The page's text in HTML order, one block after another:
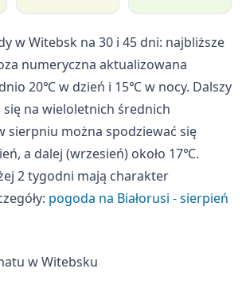
w Witebsk na 30 i 45 dni: najbliższe
numeryczna aktualizowana
20℃ w dzień i 15℃ w nocy. Dalszy
na wieloletnich średnich
sierpniu można spodziewać się
a dalej (wrzesień) około 17℃.
2 tygodni mają charakter
pogoda na Białorusi - sierpień
w Witebsku